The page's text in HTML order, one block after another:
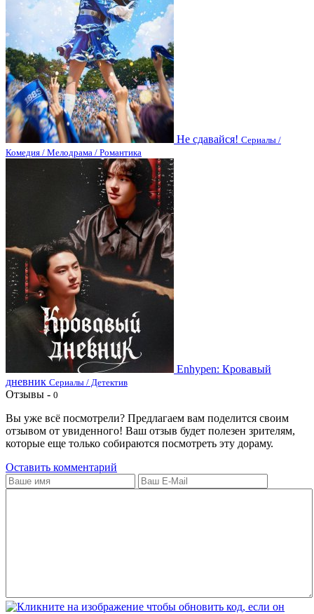
Не сдавайся! Сериалы /
Комедия / Мелодрама / Романтика
Enhypen: Кровавый
дневник Сериалы / Детектив
Отзывы - 0
Вы уже всё посмотрели? Предлагаем вам поделится своим
отзывом от увиденного! Ваш отзыв будет полезен зрителям,
которые еще только собираются посмотреть эту дораму.
Оставить комментарий